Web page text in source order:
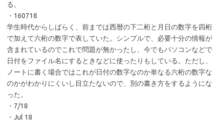
る。
・160718
学生時代からしばらく、前までは西暦の下二桁と月日の数字を四桁
で加えて六桁の数字で表していた。シンプルで、必要十分の情報が
含まれているのでこれで問題が無かったし、今でもパソコンなどで
日付をファイル名にするときなどに使ったりもしている。ただし、
ノートに書く場合ではこれが日付の数字なのか単なる六桁の数字な
のかがわかりにくいし目立たないので、別の書き方をするようにな
った。
・7/18
・Jul 18